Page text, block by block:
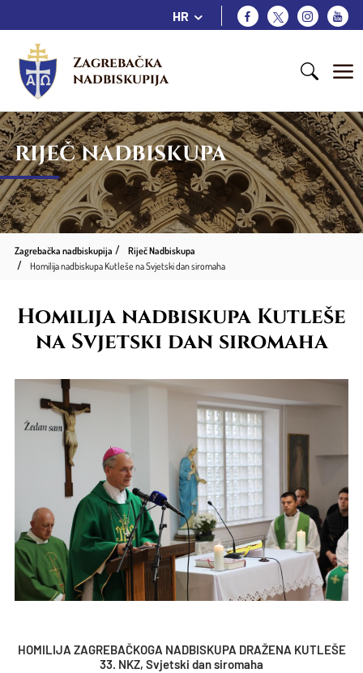
HR
Zagrebačka
nadbiskupija
RIJEČ NADBISKUPA
Zagrebačka nadbiskupija
Riječ Nadbiskupa
Homilija nadbiskupa Kutleše na Svjetski dan siromaha
Homilija nadbiskupa Kutleše
na Svjetski dan siromaha
HOMILIJA ZAGREBAČKOGA NADBISKUPA DRAŽENA KUTLEŠE
33. NKZ, Svjetski dan siromaha